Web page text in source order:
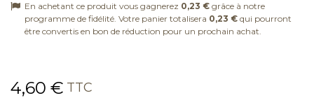
En achetant ce produit vous gagnerez 0,23 € grâce à notre
programme de fidélité. Votre panier totalisera 0,23 € qui pourront
être convertis en bon de réduction pour un prochain achat.
4,60 € TTC